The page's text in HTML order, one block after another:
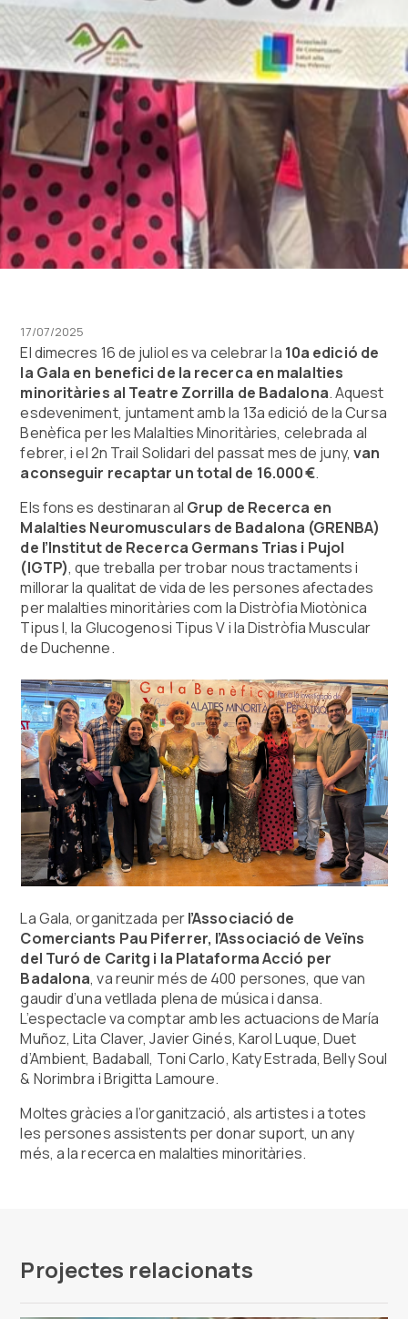
17/07/2025
El dimecres 16 de juliol es va celebrar la 10a edició de
la Gala en benefici de la recerca en malalties
minoritàries al Teatre Zorrilla de Badalona. Aquest
esdeveniment, juntament amb la 13a edició de la Cursa
Benèfica per les Malalties Minoritàries, celebrada al
febrer, i el 2n Trail Solidari del passat mes de juny, van
aconseguir recaptar un total de 16.000 €.
Els fons es destinaran al Grup de Recerca en
Malalties Neuromusculars de Badalona (GRENBA)
de l’Institut de Recerca Germans Trias i Pujol
(IGTP), que treballa per trobar nous tractaments i
millorar la qualitat de vida de les persones afectades
per malalties minoritàries com la Distròfia Miotònica
Tipus I, la Glucogenosi Tipus V i la Distròfia Muscular
de Duchenne.
La Gala, organitzada perl’Associació de
Comerciants Pau Piferrer, l’Associació de Veïns
del Turó de Caritg i la Plataforma Acció per
Badalona, va reunir més de 400 persones, que van
gaudir d’una vetllada plena de música i dansa.
L’espectacle va comptar amb les actuacions de María
Muñoz, Lita Claver, Javier Ginés, Karol Luque, Duet
d’Ambient, Badaball, Toni Carlo, Katy Estrada, Belly Soul
& Norimbra i Brigitta Lamoure.
Moltes gràcies a l’organització, als artistes i a totes
les persones assistents per donar suport, un any
més, a la recerca en malalties minoritàries.
Projectes relacionats